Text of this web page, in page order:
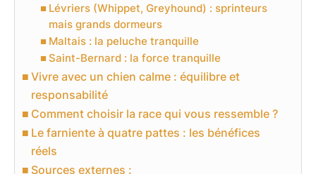
Lévriers (Whippet, Greyhound) : sprinteurs
mais grands dormeurs
Maltais : la peluche tranquille
Saint-Bernard : la force tranquille
Vivre avec un chien calme : équilibre et
responsabilité
Comment choisir la race qui vous ressemble ?
Le farniente à quatre pattes : les bénéfices
réels
Sources externes :